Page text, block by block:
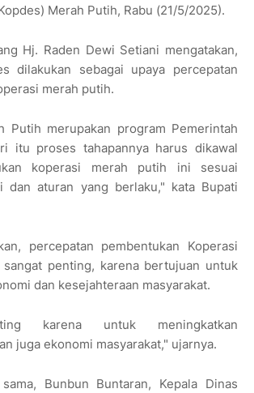
Merah Putih, Rabu (21/5/2025).
Hj. Raden Dewi Setiani mengatakan,
dilakukan sebagai upaya percepatan
merah putih.
Putih merupakan program Pemerintah
itu proses tahapannya harus dikawal
koperasi merah putih ini sesuai
dan aturan yang berlaku," kata Bupati
percepatan pembentukan Koperasi
penting, karena bertujuan untuk
dan kesejahteraan masyarakat.
karena untuk meningkatkan
juga ekonomi masyarakat," ujarnya.
Bunbun Buntaran, Kepala Dinas